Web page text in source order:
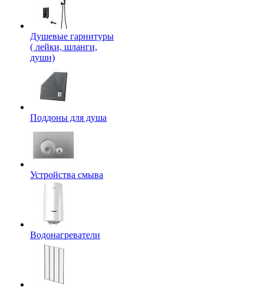
Душевые гарнитуры
( лейки, шланги,
души)
Поддоны для душа
Устройства смыва
Водонагреватели